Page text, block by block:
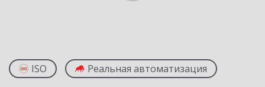
ISO Реальная автоматизация